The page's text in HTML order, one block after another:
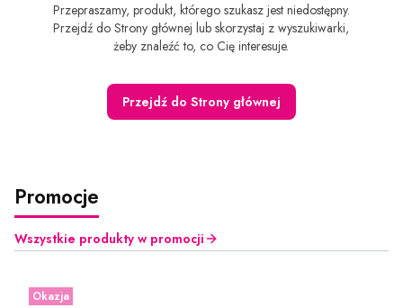
Przepraszamy, produkt, którego szukasz jest niedostępny.
Przejdź do Strony głównej lub skorzystaj z wyszukiwarki,
żeby znaleźć to, co Cię interesuje.
Przejdź do Strony głównej
Promocje
Wszystkie produkty w promocji
Okazja